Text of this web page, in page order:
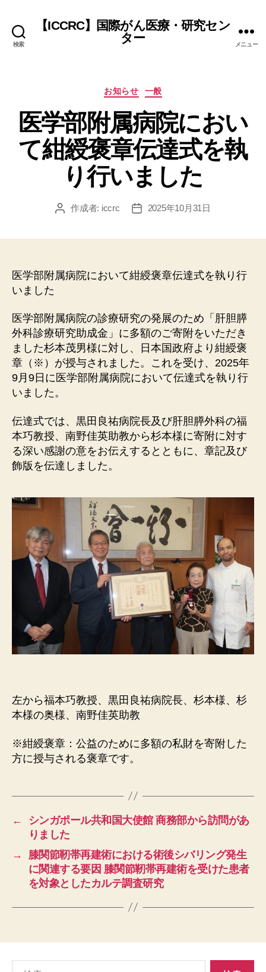
検索
【ICCRC】国際がん医療・研究セン
ター
メニュー
カ
ゴ
リ
ー
お知らせ 一般
医学部附属病院におい
て紺綬褒章伝達式を執
り行いました
投 作成者: iccrc
投
2025年10月31日
医学部附属病院において紺綬褒章伝達式を執り行
いました
医学部附属病院の診療研究の発展のため「肝胆膵
外科診療研究助成金」に多額のご寄附をいただき
ました杉本茂男様に対し、日本国政府より紺綬褒
章（※）が授与されました。これを受け、2025年
9月9日に医学部附属病院において伝達式を執り行
いました。
伝達式では、黒田良祐病院長及び肝胆膵外科の福
本巧教授、南野佳英助教から杉本様に寄附に対す
る深い感謝の意をお伝えするとともに、章記及び
飾版を伝達しました。
左から福本巧教授、黒田良祐病院長、杉本様、杉
本様の奥様、南野佳英助教
※紺綬褒章：公益のために多額の私財を寄附した
方に授与される褒章です。
←
シンガポール共和国大使館 商務部から訪問があ
りました
→
膝関節靭帯再建術における術後シバリング発生
に関連する要因 膝関節靭帯再建術を受けた患者
を対象としたカルテ調査研究